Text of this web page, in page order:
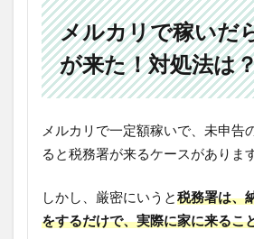
メルカリで稼いだ
が来た！対処法は
メルカリで一定額稼いで、未申告
ると税務署が来るケースがあります
しかし、厳密にいうと税務署は、
をするだけで、実際に家に来るこ